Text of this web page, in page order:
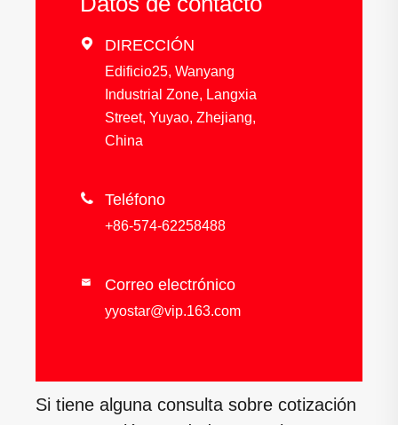
 DIRECCIÓN
Edificio25, Wanyang
Industrial Zone, Langxia
Street, Yuyao, Zhejiang,
China
 Teléfono
+86-574-62258488
 Correo electrónico
yyostar@vip.163.com
Si tiene alguna consulta sobre cotización